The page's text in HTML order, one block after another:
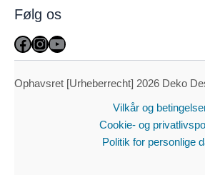
Følg os
Facebook
Instagram
YouTube
Ophavsret [Urheberrecht] 2026 Deko
Vilkår og
Cookie- og
Politik for personlige